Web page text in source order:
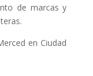
de marcas y
en Ciudad